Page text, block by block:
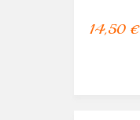
14,50 €